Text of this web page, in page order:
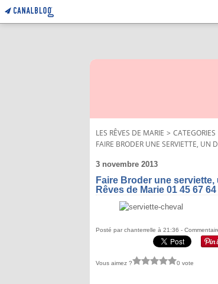
LES RÊVES DE MARIE > CATEGORIES
FAIRE BRODER UNE SERVIETTE, UN
3 novembre 2013
Faire Broder une
Rêves de Marie 01 45 67 64
Posté par chanterrelle à 21:36 -
Vous aimez ? 0 vote